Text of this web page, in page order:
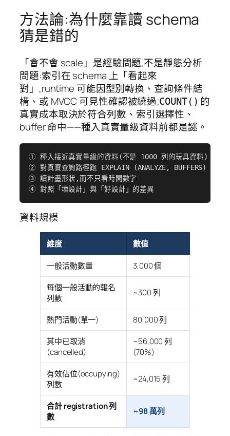
方法論:為什麼靠讀 schema
猜是錯的
「會不會 scale」是經驗問題,不是靜態分析
問題:索引在 schema 上「看起來
對」,runtime 可能因型別轉換、查詢條件結
構、或 MVCC 可見性確認被繞過;COUNT() 的
真實成本取決於符合列數、索引選擇性、
buffer 命中——種入真實量級資料前都是謎。
① 種入接近真實量級的資料(不是 1000 列的玩具資料)
② 對真實查詢路徑跑 EXPLAIN (ANALYZE, BUFFERS)
③ 讀計畫形狀,而不只看時間數字
④ 對照「壞設計」與「好設計」的差異
資料規模
維度 數值
一般活動數量
3,000 個
每個一般活動的報名
列數
~300 列
熱門活動(單一)
80,000 列
其中已取消
(cancelled)
~56,000 列
(70%)
有效佔位(occupying)
列數
~24,015 列
合計 registration 列
數
~98 萬列